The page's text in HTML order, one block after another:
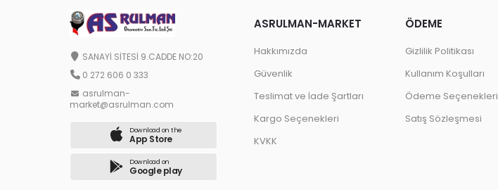
SANAYİ SİTESİ 9.CADDE NO:20
0 272 606 0 333
asrulman-
market@asrulman.com
Download on the
App Store
Download on
Google play
ASRULMAN-MARKET
Hakkımızda
Güvenlik
Teslimat ve İade Şartları
Kargo Seçenekleri
KVKK
ÖDEME
Gizlilik Politikası
Kullanım Koşulları
Ödeme Seçenekleri
Satış Sözleşmesi